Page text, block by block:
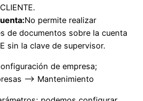
No permite realizar
de documentos sobre la cuenta
sin la clave de supervisor.
de empresa;
–> Mantenimiento